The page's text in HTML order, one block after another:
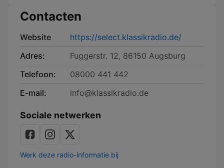
Contacten
Website
https://select.klassikradio.de/
Adres:
Fuggerstr. 12, 86150 Augsburg
Telefoon:
08000 441 442
E-mail:
info@klassikradio.de
Sociale netwerken
Werk deze radio-informatie bij